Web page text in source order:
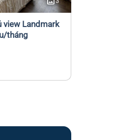
view Landmark
tháng